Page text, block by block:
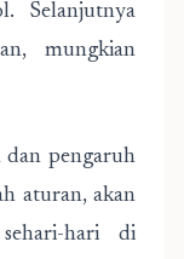
Selanjutnya
mungkian
pengaruh
aturan, akan
hari di